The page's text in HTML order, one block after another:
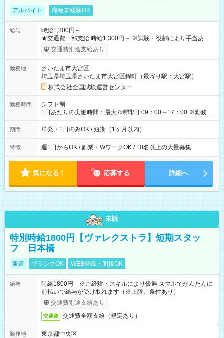
アルバイト 職種未経験OK
給与
時給1,300円～
★交通費一部支給 時給1,300円～ ※試験・役割により手当あり
※勤務回数により昇給あり 【即給（前払い）オプションあ
り！】 希望される場合、勤務から1週間ほどで給与の一部を受け
例】 ・河合塾模擬試験 8:30～17:30（休憩1時間） 時給1,300円
×8時間＝日収10,400円＋交通費 ※当日の役割により時給＋100
円の場合あり ・国家試験 7:00～13:30（休憩なし） 時給1,300
円（役割手当＋100円）×6時間＝日収8,400円＋交通費 【試用期
間】試用期間なし
交通費別途支給あり
勤務地
さいたま市大宮区
埼玉県埼玉県さいたま市大宮区錦町（最寄り駅：大宮駅）
株式会社全国試験運営センター
勤務時間
シフト制
1日あたりの実働時間：最大7時間/日 09：00～17：00 ※勤務時
間は 試験により異なります。
期間 単発・1日のみOK / 短期（1ヶ月以内）
特徴 週1日からOK / 副業・WワークOK / 10名以上の大量募集
気になる！ 応募する 詳細へ
未読
特別時給1800円【ヴァレクストラ】短期スタッ
フ 日本橋
派遣 ブランクOK WEB登録・面接OK
給与
時給1800円 ※ご経験・スキルにより優遇 スマホでかんたんに
前払いで給与が受け取れます（※上限、条件あり）
交通費別途支給あり
交通費 交通費全額支給（規定あり）
勤務地
東京都中央区